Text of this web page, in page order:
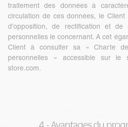
traitement des données à
circulation de ces données, le Client
d’opposition, de rectification et de
personnelles le concernant. A cet
Client à consulter sa « Charte
personnelles » accessible sur
store.com.